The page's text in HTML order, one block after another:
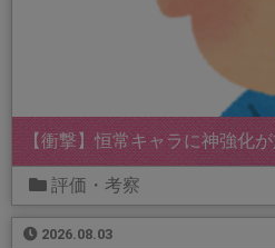
【衝撃】恒常キャラに神強化
評価・考察
2026.08.03